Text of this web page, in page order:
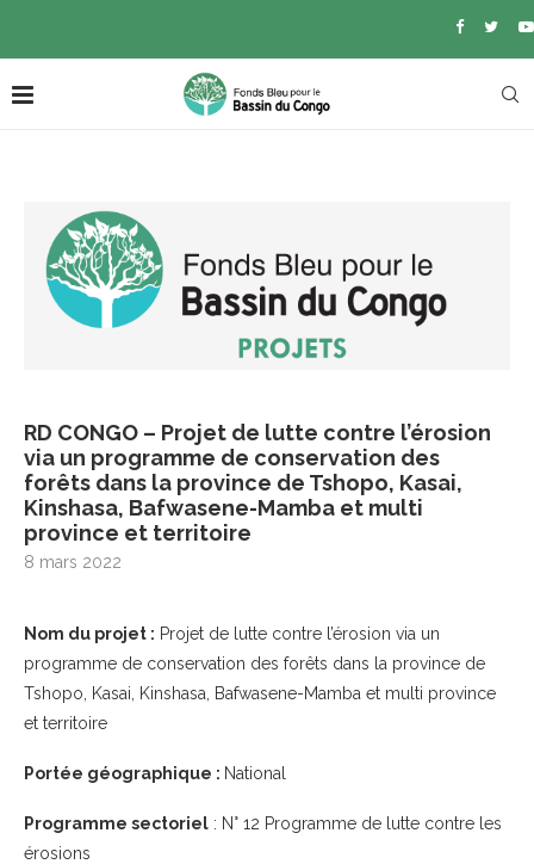
RD CONGO – Projet de lutte contre l’érosion
via un programme de conservation des
forêts dans la province de Tshopo, Kasai,
Kinshasa, Bafwasene-Mamba et multi
province et territoire
8 mars 2022
Nom du projet : Projet de lutte contre l’érosion via un
programme de conservation des forêts dans la province de
Tshopo, Kasai, Kinshasa, Bafwasene-Mamba et multi province
et territoire
Portée géographique : National
Programme sectoriel : N° 12 Programme de lutte contre les
érosions